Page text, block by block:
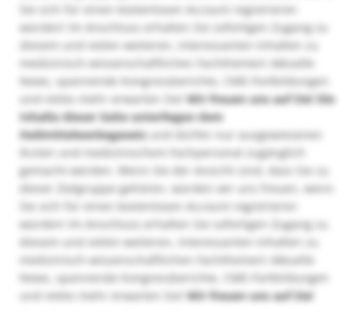
Sie sich für einen kostenlosen Account registrieren
würden! Im Anschluss erhalten Sie sofortigen Zugang zu
diesem und vielen weiteren, interessanten Inhalten zu
medizinisch-wissenschaftlichen Fachthemen! Aktuelle
News, spannende Kongressberichte, CME-Fortbildungen
und vieles mehr erwarten Sie!Wir freuen uns auf Sie! Die
Inhalte dieser Seite unterliegen dem
Heilmittelwerbegesetzund dürfen nur ausgewiesenen
Ärzten und medizinischem Fachpersonal zugänglich
gemacht werden. Wenn Sie der Ansicht sind, dass Sie zu
dieser Zielgruppe gehören, würden wir uns freuen, wenn
Sie sich für einen kostenlosen Account registrieren
würden! Im Anschluss erhalten Sie sofortigen Zugang zu
diesem und vielen weiteren, interessanten Inhalten zu
medizinisch-wissenschaftlichen Fachthemen! Aktuelle
News, spannende Kongressberichte, CME-Fortbildungen
und vieles mehr erwarten Sie!Wir freuen uns auf Sie!